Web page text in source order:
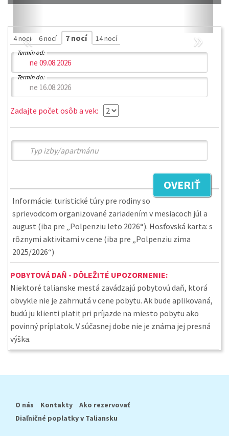
« »
4 noci 6 nocí 7 nocí 14 nocí
Termín od:
Termín do:
Zadajte počet osôb a vek:
OVERIŤ
Informácie: turistické túry pre rodiny so
sprievodcom organizované zariadením v mesiacoch júl a
august (iba pre „Polpenziu leto 2026“). Hosťovská karta: s
rôznymi aktivitami v cene (iba pre „Polpenziu zima
2025/2026“)
POBYTOVÁ DAŇ - DÔLEŽITÉ UPOZORNENIE:
Niektoré talianske mestá zavádzajú pobytovú daň, ktorá
obvykle nie je zahrnutá v cene pobytu. Ak bude aplikovaná,
budú ju klienti platiť pri príjazde na miesto pobytu ako
povinný príplatok. V súčasnej dobe nie je známa jej presná
výška.
O nás Kontakty
Ako rezervovať
Diaľničné poplatky v Taliansku